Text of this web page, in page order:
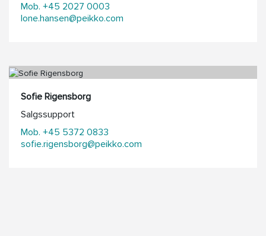
Mob. +45 2027 0003
lone.hansen@peikko.com
Sofie Rigensborg
Salgssupport
Mob. +45 5372 0833
sofie.rigensborg@peikko.com